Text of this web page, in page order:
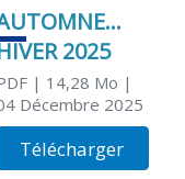
2025
| 14,28 Mo |
Décembre 2025
Télécharger